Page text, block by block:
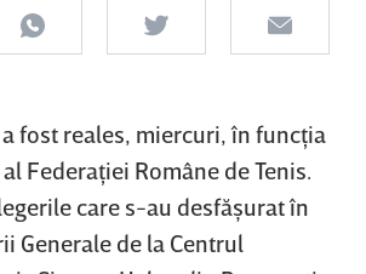
a fost reales, miercuri, în funcţia
Federaţiei Române de Tenis.
care s-au desfăşurat în
Generale de la Centrul